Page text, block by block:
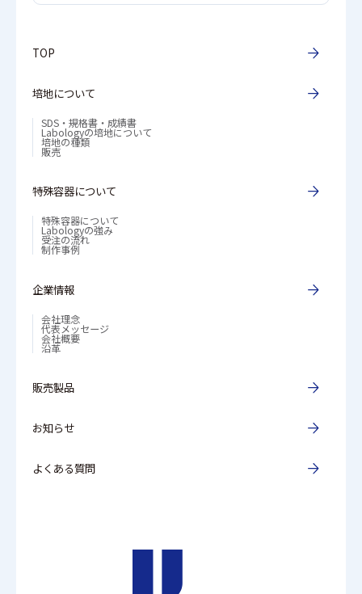
TOP
培地について
SDS・規格書・成績書
Labologyの培地について
培地の種類
販売
特殊容器について
特殊容器について
Labologyの強み
受注の流れ
制作事例
企業情報
会社理念
代表メッセージ
会社概要
沿革
販売製品
お知らせ
よくある質問